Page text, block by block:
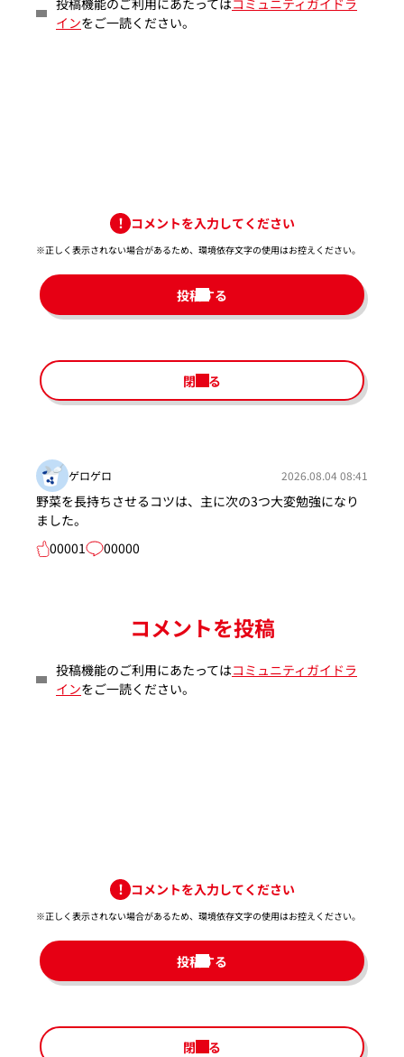
投稿機能のご利用にあたってはコミュニティガイドラ
インをご一読ください。
コメントを入力してください
※正しく表示されない場合があるため、環境依存文字の使用はお控えください。​
投稿する
閉じる
ゲロゲロ 2026.08.04 08:41
野菜を長持ちさせるコツは、主に次の3つ大変勉強になり
ました。
00001
00000
コメントを投稿
投稿機能のご利用にあたってはコミュニティガイドラ
インをご一読ください。
コメントを入力してください
※正しく表示されない場合があるため、環境依存文字の使用はお控えください。​
投稿する
閉じる